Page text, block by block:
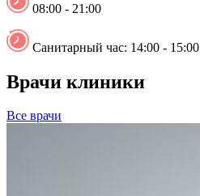
08:00 - 21:00
Санитарный час: 14:00 - 15:00
Врачи клиники
Все врачи